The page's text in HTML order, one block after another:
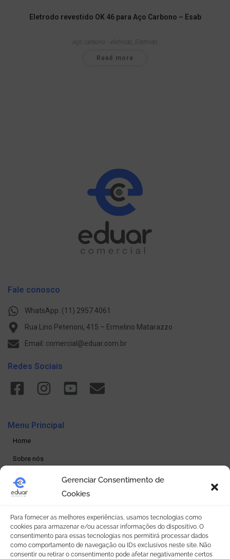
Gerenciar Consentimento de
Cookies
Para fornecer as melhores experiências, usamos tecnologias como
cookies para armazenar e/ou acessar informações do dispositivo. O
consentimento para essas tecnologias nos permitirá processar dados
como comportamento de navegação ou IDs exclusivos neste site. Não
consentir ou retirar o consentimento pode afetar negativamente certos
Eletrodo revestido OK 46 para Aço Carbono – Esab
Aço carbono - eletrodo Eletrodo
Read more
Fale conosco
WhatsApp: (11) 2957.4061
Rua Lino Petenoni, 415 – Ermelino Matarazzo
Email: comercial@eduar.com.br
Redes Sociais
Menu Principal
Home
Sobre nós
Produtos
Loja online
Seja um revendedor
Contato